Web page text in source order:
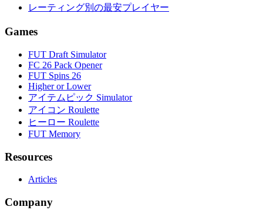
レーティング別の最安プレイヤー
Games
FUT Draft Simulator
FC 26 Pack Opener
FUT Spins 26
Higher or Lower
アイテムピック Simulator
アイコン Roulette
ヒーロー Roulette
FUT Memory
Resources
Articles
Company